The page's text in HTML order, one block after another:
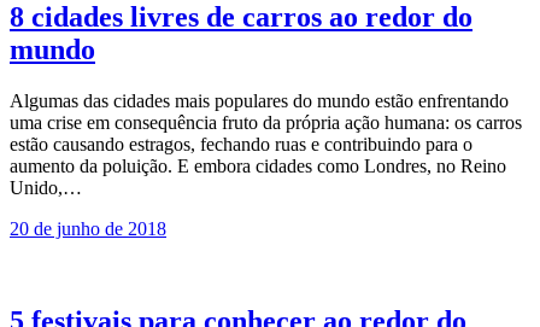
8 cidades livres de carros ao redor do
mundo
Algumas das cidades mais populares do mundo estão enfrentando
uma crise em consequência fruto da própria ação humana: os carros
estão causando estragos, fechando ruas e contribuindo para o
aumento da poluição. E embora cidades como Londres, no Reino
Unido,…
20 de junho de 2018